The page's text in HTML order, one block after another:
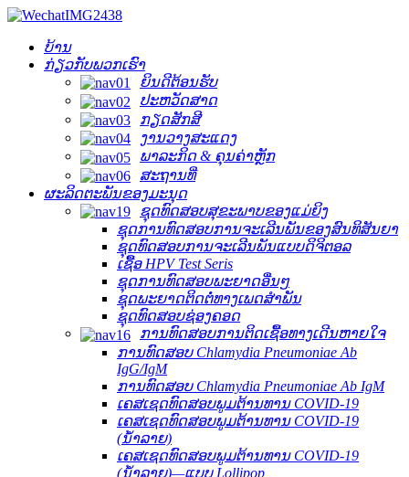
ບ້ານ
ກ່ຽວກັບພວກເຮົາ
ຍິນດີຕ້ອນຮັບ
ປະຫວັດສາດ
ກຽດສັກສີ
ງານວາງສະແດງ
ພາລະກິດ & ຄຸນຄ່າຫຼັກ
ສະຖານທີ່
ຜະລິດຕະພັນຂອງມະນຸດ
ຊຸດທົດສອບສຸຂະພາບຂອງແມ່ຍິງ
ຊຸດການທົດສອບການຈະເລີນພັນຂອງສົນທິສັນຍາ
ຊຸດທົດສອບການຈະເລີນພັນແບບດິຈິຕອລ
ເຊື້ອ HPV Test Seris
ຊຸດການທົດສອບພະຍາດອື່ນໆ
ຊຸດພະຍາດຕິດຕໍ່ທາງເພດສຳພັນ
ຊຸດທົດສອບຊ່ອງຄອດ
ການທົດສອບການຕິດເຊື້ອທາງເດີນຫາຍໃຈ
ການທົດສອບ Chlamydia Pneumoniae Ab
IgG/IgM
ການທົດສອບ Chlamydia Pneumoniae Ab IgM
ເຄສເຊດທົດສອບພູມຕ້ານທານ COVID-19
ເຄສເຊດທົດສອບພູມຕ້ານທານ COVID-19
(ນໍ້າລາຍ)
ເຄສເຊດທົດສອບພູມຕ້ານທານ COVID-19
(ນໍ້າລາຍ)—ແບບ Lollipop